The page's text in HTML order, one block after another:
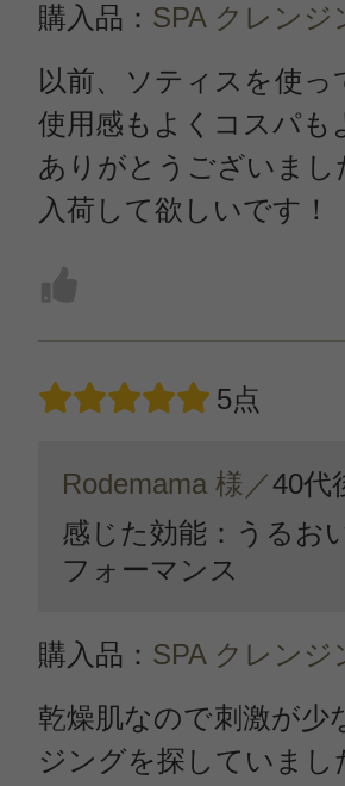
購入品： SPA クレンジ
以前、ソティスを使
使用感もよくコスパも
ありがとうございま
入荷して欲しいです！
5点
Rodemama 様／40代
感じた効能：うるお
フォーマンス
購入品： SPA クレンジ
乾燥肌なので刺激が
ジングを探していまし